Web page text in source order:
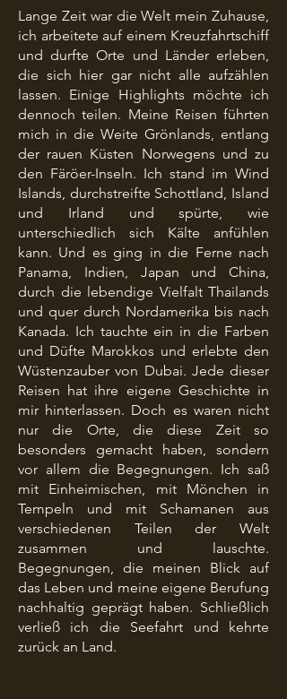
Lange Zeit war die Welt mein Zuhause,
ich arbeitete auf einem Kreuzfahrtschiff
und durfte Orte und Länder erleben,
die sich hier gar nicht alle aufzählen
lassen. Einige Highlights möchte ich
dennoch teilen. Meine Reisen führten
mich in die Weite Grönlands, entlang
der rauen Küsten Norwegens und zu
den Färöer-Inseln. Ich stand im Wind
Islands, durchstreifte Schottland, Island
und Irland und spürte, wie
unterschiedlich sich Kälte anfühlen
kann. Und es ging in die Ferne nach
Panama, Indien, Japan und China,
durch die lebendige Vielfalt Thailands
und quer durch Nordamerika bis nach
Kanada. Ich tauchte ein in die Farben
und Düfte Marokkos und erlebte den
Wüstenzauber von Dubai. Jede dieser
Reisen hat ihre eigene Geschichte in
mir hinterlassen. Doch es waren nicht
nur die Orte, die diese Zeit so
besonders gemacht haben, sondern
vor allem die Begegnungen. Ich saß
mit Einheimischen, mit Mönchen in
Tempeln und mit Schamanen aus
verschiedenen Teilen der Welt
zusammen und lauschte.
Begegnungen, die meinen Blick auf
das Leben und meine eigene Berufung
nachhaltig geprägt haben. Schließlich
verließ ich die Seefahrt und kehrte
zurück an Land.